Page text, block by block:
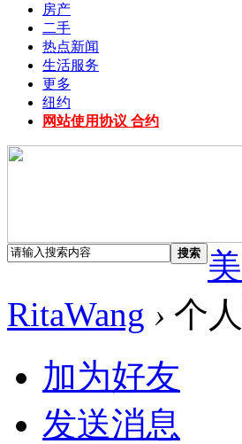
房产
二手
热点新闻
生活服务
更多
纽约
网站使用协议 合约
搜索
RitaWang › 个
加为好友
发送消息